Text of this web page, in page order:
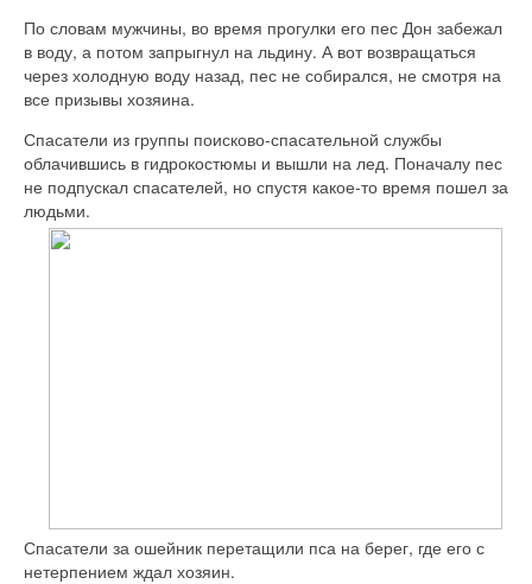
По словам мужчины, во время прогулки его пес Дон забежал
в воду, а потом запрыгнул на льдину. А вот возвращаться
через холодную воду назад, пес не собирался, не смотря на
все призывы хозяина.
Спасатели из группы поисково-спасательной службы
облачившись в гидрокостюмы и вышли на лед. Поначалу пес
не подпускал спасателей, но спустя какое-то время пошел за
людьми.
Спасатели за ошейник перетащили пса на берег, где его с
нетерпением ждал хозяин.